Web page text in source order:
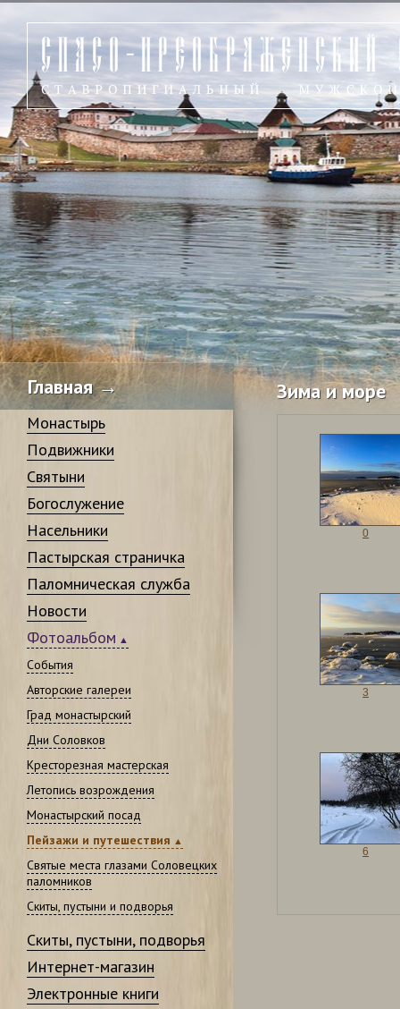
Главная →
Монастырь
Подвижники
Святыни
Богослужение
Насельники
Пастырская страничка
Паломническая служба
Новости
Фотоальбом
События
Авторские галереи
Град монастырский
Дни Соловков
Кресторезная мастерская
Летопись возрождения
Монастырский посад
Пейзажи и путешествия
Святые места глазами Соловецких
паломников
Скиты, пустыни и подворья
Скиты, пустыни, подворья
Интернет-магазин
Электронные книги
Зима и море
0
3
6